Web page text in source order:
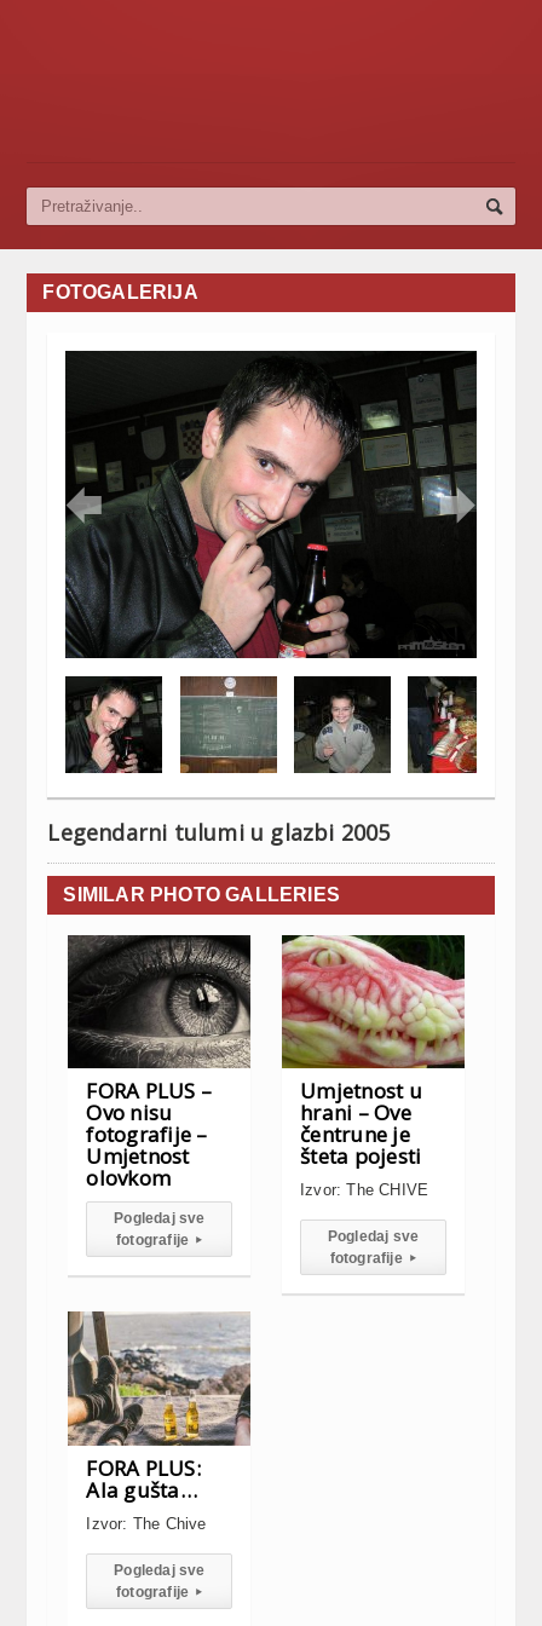
FOTOGALERIJA
 
Legendarni tulumi u glazbi 2005
SIMILAR PHOTO GALLERIES
FORA PLUS –
Ovo nisu
fotografije –
Umjetnost
olovkom
Pogledaj sve
fotografije▸
Umjetnost u
hrani – Ove
čentrune je
šteta pojesti
Izvor: The CHIVE
Pogledaj sve
fotografije▸
FORA PLUS:
Ala gušta…
Izvor: The Chive
Pogledaj sve
fotografije▸